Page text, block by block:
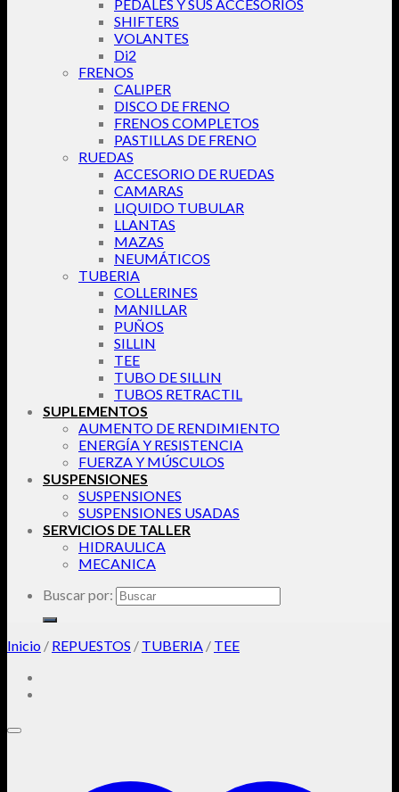
PEDALES Y SUS ACCESORIOS
SHIFTERS
VOLANTES
Di2
FRENOS
CALIPER
DISCO DE FRENO
FRENOS COMPLETOS
PASTILLAS DE FRENO
RUEDAS
ACCESORIO DE RUEDAS
CAMARAS
LIQUIDO TUBULAR
LLANTAS
MAZAS
NEUMÁTICOS
TUBERIA
COLLERINES
MANILLAR
PUÑOS
SILLIN
TEE
TUBO DE SILLIN
TUBOS RETRACTIL
SUPLEMENTOS
AUMENTO DE RENDIMIENTO
ENERGÍA Y RESISTENCIA
FUERZA Y MÚSCULOS
SUSPENSIONES
SUSPENSIONES
SUSPENSIONES USADAS
SERVICIOS DE TALLER
HIDRAULICA
MECANICA
Buscar por:
Inicio / REPUESTOS / TUBERIA / TEE